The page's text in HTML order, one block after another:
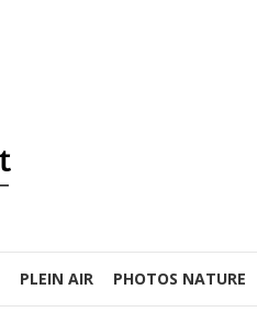
PLEIN AIR PHOTOS NATURE